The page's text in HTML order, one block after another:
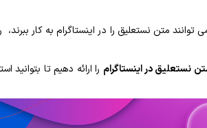
متن نستعلیق را در اینستاگرام به کار
نستعلیق در اینستاگرام را ارائه دهیم تا